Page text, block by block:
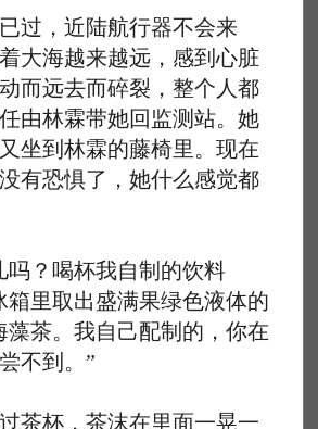
，近陆航行器不会来
大海越来越远，感到心脏
而远去而碎裂，整个人都
由林霖带她回监测站。她
坐到林霖的藤椅里。现在
有恐惧了，她什么感觉都
？喝杯我自制的饮料
箱里取出盛满果绿色液体的
藻茶。我自己配制的，你在
不到。”
杯，茶沫在里面一晃一